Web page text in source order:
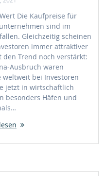
Die Kaufpreise für
sind im
Gleichzeitig scheinen
immer attraktiver
Trend noch verstärkt:
Ausbruch waren
bei Investoren
jetzt in wirtschaftlich
besonders Häfen und